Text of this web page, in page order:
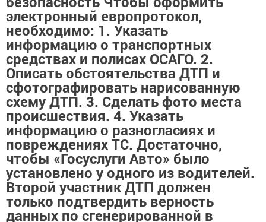
электронный европротокол,
необходимо: 1. Указать
информацию о транспортных
средствах и полисах ОСАГО. 2.
Описать обстоятельства ДТП и
сфотографировать нарисованную
схему ДТП. 3. Сделать фото места
происшествия. 4. Указать
информацию о разногласиях и
повреждениях ТС. Достаточно,
чтобы «Госуслуги Авто» было
установлено у одного из водителей.
Второй участник ДТП должен
только подтвердить верность
данных по сгенерированной в